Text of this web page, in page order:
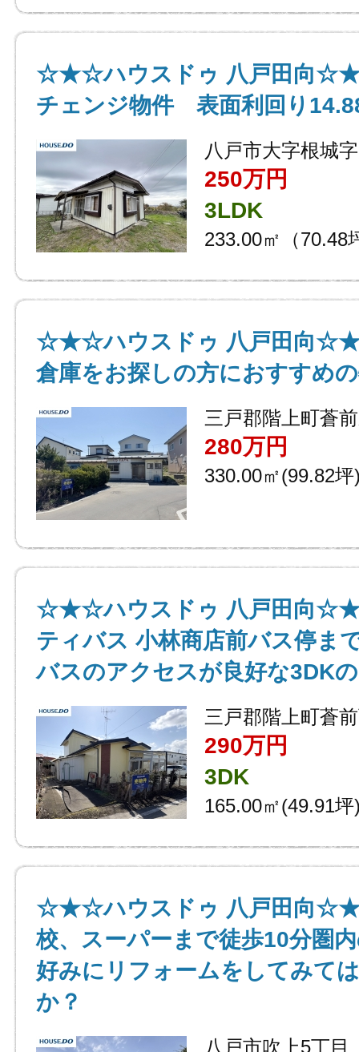
☆★☆ハウスドゥ 八戸田向
チェンジ物件 表面利回り
八戸市大字根城
250万円
3LDK
233.00㎡（70.48
☆★☆ハウスドゥ 八戸田向
倉庫をお探しの方におすすめ
三戸郡階上町蒼
280万円
330.00㎡(99.82坪
☆★☆ハウスドゥ 八戸田向
ティバス 小林商店前バス停ま
バスのアクセスが良好な3DK
三戸郡階上町蒼
290万円
3DK
165.00㎡(49.91坪
☆★☆ハウスドゥ 八戸田向
校、スーパーまで徒歩10分圏
好みにリフォームをしてみて
か？
八戸市吹上5丁目